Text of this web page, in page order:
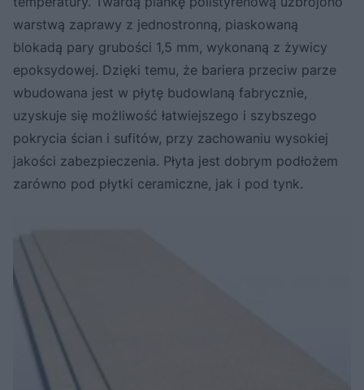
warstwą zaprawy z jednostronną, piaskowaną
blokadą pary grubości 1,5 mm, wykonaną z żywicy
epoksydowej. Dzięki temu, że bariera przeciw parze
wbudowana jest w płytę budowlaną fabrycznie,
uzyskuje się możliwość łatwiejszego i szybszego
pokrycia ścian i sufitów, przy zachowaniu wysokiej
jakości zabezpieczenia. Płyta jest dobrym podłożem
zarówno pod płytki ceramiczne, jak i pod tynk.